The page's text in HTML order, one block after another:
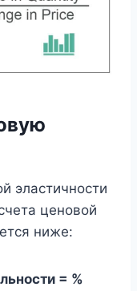
эластичности
ценовой
ниже:
= %